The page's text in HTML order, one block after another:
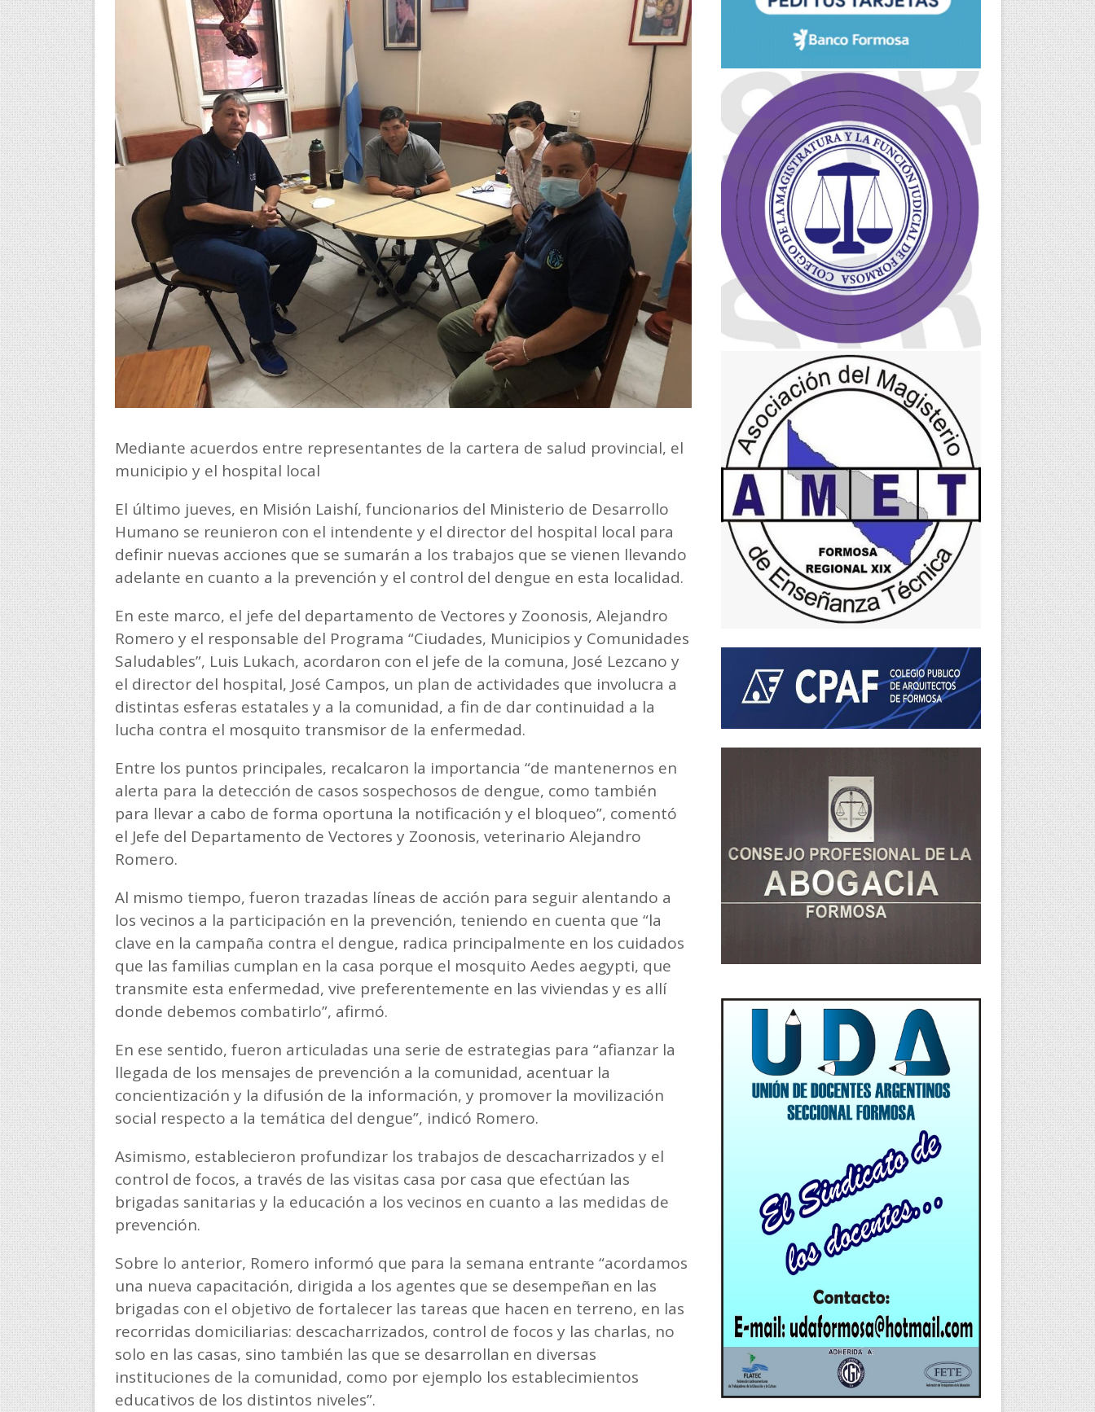
Mediante acuerdos entre representantes de la cartera de salud provincial, el
municipio y el hospital local
El último jueves, en Misión Laishí, funcionarios del Ministerio de Desarrollo
Humano se reunieron con el intendente y el director del hospital local para
definir nuevas acciones que se sumarán a los trabajos que se vienen llevando
adelante en cuanto a la prevención y el control del dengue en esta localidad.
En este marco, el jefe del departamento de Vectores y Zoonosis, Alejandro
Romero y el responsable del Programa “Ciudades, Municipios y Comunidades
Saludables”, Luis Lukach, acordaron con el jefe de la comuna, José Lezcano y
el director del hospital, José Campos, un plan de actividades que involucra a
distintas esferas estatales y a la comunidad, a fin de dar continuidad a la
lucha contra el mosquito transmisor de la enfermedad.
Entre los puntos principales, recalcaron la importancia “de mantenernos en
alerta para la detección de casos sospechosos de dengue, como también
para llevar a cabo de forma oportuna la notificación y el bloqueo”, comentó
el Jefe del Departamento de Vectores y Zoonosis, veterinario Alejandro
Romero.
Al mismo tiempo, fueron trazadas líneas de acción para seguir alentando a
los vecinos a la participación en la prevención, teniendo en cuenta que “la
clave en la campaña contra el dengue, radica principalmente en los cuidados
que las familias cumplan en la casa porque el mosquito Aedes aegypti, que
transmite esta enfermedad, vive preferentemente en las viviendas y es allí
donde debemos combatirlo”, afirmó.
En ese sentido, fueron articuladas una serie de estrategias para “afianzar la
llegada de los mensajes de prevención a la comunidad, acentuar la
concientización y la difusión de la información, y promover la movilización
social respecto a la temática del dengue”, indicó Romero.
Asimismo, establecieron profundizar los trabajos de descacharrizados y el
control de focos, a través de las visitas casa por casa que efectúan las
brigadas sanitarias y la educación a los vecinos en cuanto a las medidas de
prevención.
Sobre lo anterior, Romero informó que para la semana entrante “acordamos
una nueva capacitación, dirigida a los agentes que se desempeñan en las
brigadas con el objetivo de fortalecer las tareas que hacen en terreno, en las
recorridas domiciliarias: descacharrizados, control de focos y las charlas, no
solo en las casas, sino también las que se desarrollan en diversas
instituciones de la comunidad, como por ejemplo los establecimientos
educativos de los distintos niveles”.